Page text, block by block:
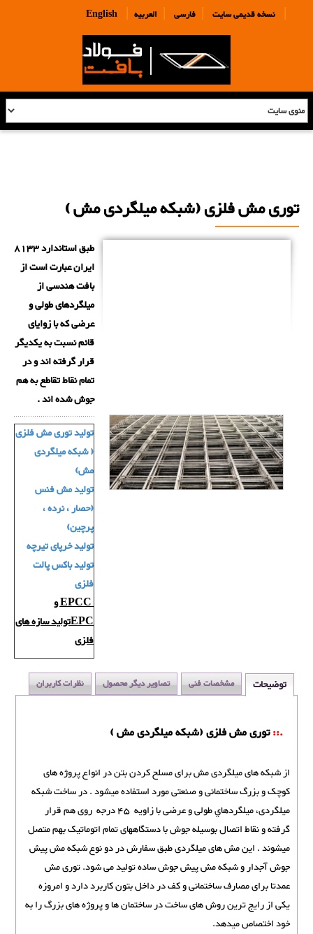
English | نسخه قدیمی سایت| فارسی| العربیه |
توری مش فلزی (شبکه میلگردی مش )
طبق استاندارد 8133
ایران عبارت است از
بافت هندسی از
میلگردهای طولی و
عرضی که با زوایای
قائم نسبت به یکدیگر
قرار گرفته اند و در
تمام نقاط تقاطع به هم
جوش شده اند .
تولید توری مش فلزی
( شبکه میلگردی
مش)
تولید مش فنس
(حصار ، نرده ،
پرچین)
تولید خرپای تیرچه
تولید باکس پالت
فلزی
EPCC و
EPCتولید سازه های
فلزی
توضیحات مشخصات فنی تصاویر دیگر محصول نظرات کاربران
.::توری مش فلزی (شبکه میلگردی مش )
از شبکه های میلگردی مش برای مسلح کردن بتن در انواع پروژه های
کوچک و بزرگ ساختمانی و صنعتی مورد استفاده میشود . در ساخت شبکه
میلگردی، میلگردهاي طولی و عرضی با زاویه 45 درجه روی هم قرار
گرفته و نقاط اتصال بوسیله جوش با دستگاههای تمام اتوماتیک بهم متصل
میشوند . این مش های میلگردی طبق سفارش در دو نوع شبکه مش پیش
جوش آجدار و شبکه مش پیش جوش ساده تولید می شود. توری مش
عمدتا برای مصارف ساختمانی و کف در داخل بتون کاربرد دارد و امروزه
یکی از رایج ترین روش های ساخت در ساختمان ها و پروژه های بزرگ را به
خود اختصاص میدهد.